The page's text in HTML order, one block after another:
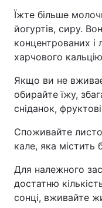
Їжте більше
йогуртів, сиру.
концентрованих
харчового
Якщо ви не
обирайте їжу,
сніданок,
Споживайте
кале, яка містить
Для належного
достатню
сонці, вживайте